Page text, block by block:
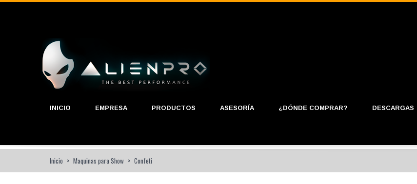
INICIO EMPRESA PRODUCTOS ASESORÍA ¿DÓNDE COMPRAR? DESCARGAS
Inicio > Maquinas para Show > Confeti